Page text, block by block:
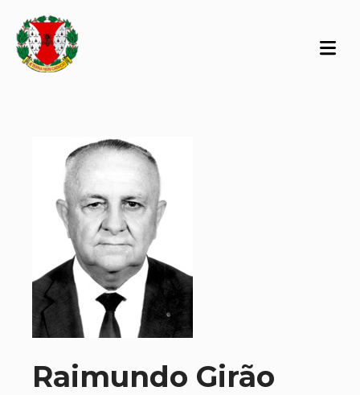
Raimundo Girão